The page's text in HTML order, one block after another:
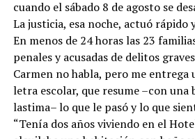
cuando el sábado 8 de agosto se
La justicia, esa noche, actuó rápido
En menos de 24 horas las 23
penales y acusadas de delitos
Carmen no habla, pero me entrega
letra escolar, que resume –con una
lastima– lo que le pasó y lo que
“Tenía dos años viviendo en el